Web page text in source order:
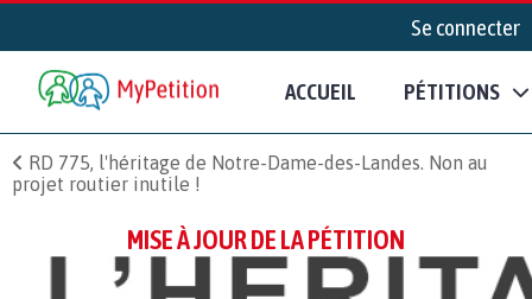
Se connecter
ACCUEIL PÉTITIONS
RD 775, l'héritage de Notre-Dame-des-Landes. Non au
projet routier inutile !
MISE À JOUR DE LA PÉTITION